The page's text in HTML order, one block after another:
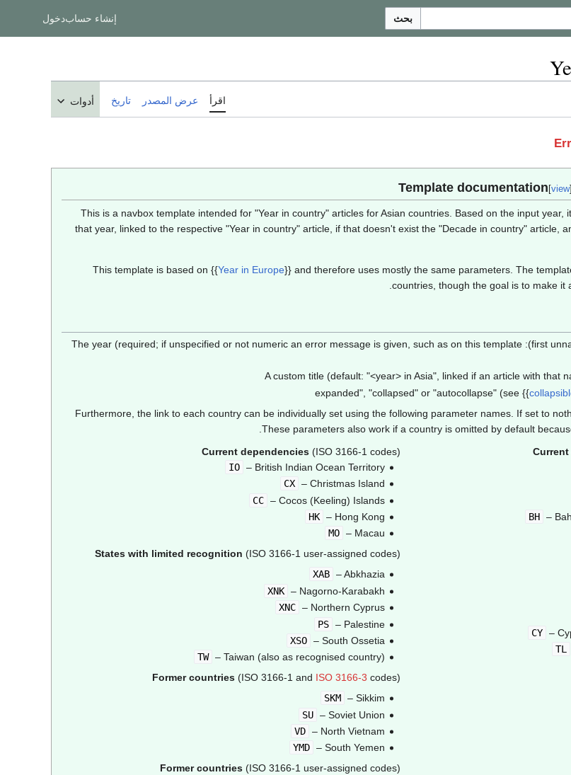
بحث إنشاء حسابدخول
اقرأ عرض المصدر تاريخ أدوات
[view
This is a navbox template intended for "Year in country" articles for Asian countries. Based on the input year,
that year, linked to the respective "Year in country" article, if that doesn't exist the "Decade in country" article,
This template is based on {{Year in Europe}} and therefore uses mostly the same parameters. The
countries, though the goal is to make it
(first unnamed parameter): The year (required; if unspecified or not numeric an error message is given, such as on this template
{{
Furthermore, the link to each country can be individually set using the following parameter names. If set to
These parameters also work if a country is omitted by default
BH –
CY –
TL
Current dependencies (ISO 3166-1 codes)
IO – British Indian Ocean Territory
CX – Christmas Island
CC – Cocos (Keeling) Islands
HK – Hong Kong
MO – Macau
States with limited recognition (ISO 3166-1 user-assigned codes)
XAB – Abkhazia
XNK – Nagorno-Karabakh
XNC – Northern Cyprus
PS – Palestine
XSO – South Ossetia
TW – Taiwan (also as recognised country)
Former countries (ISO 3166-1 and ISO 3166-3 codes)
SKM – Sikkim
SU – Soviet Union
VD – North Vietnam
YMD – South Yemen
Former countries (ISO 3166-1 user-assigned codes)